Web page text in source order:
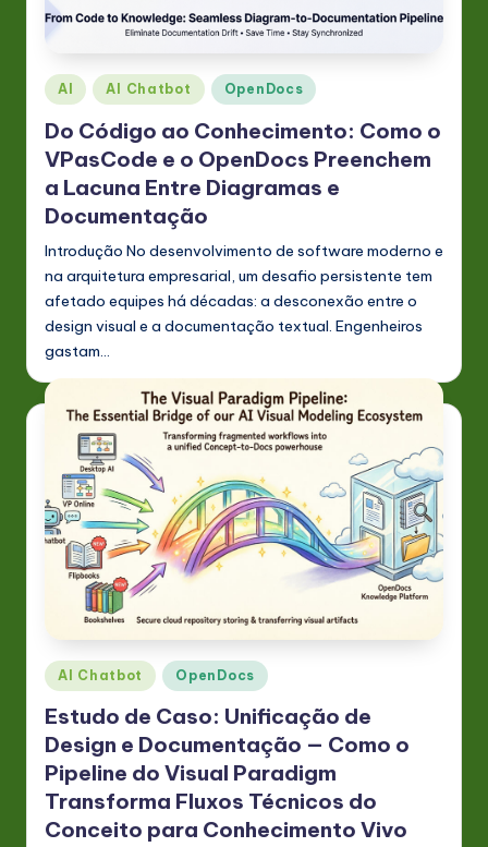
o
rt
u
g
u
e
s
e
-
L
a
s
t
&
S
o
ft
w
Posted
in
AI AI Chatbot OpenDocs
Do Código ao Conhecimento: Como o
VPasCode e o OpenDocs Preenchem
a Lacuna Entre Diagramas e
Documentação
Introdução No desenvolvimento de software moderno e
na arquitetura empresarial, um desafio persistente tem
afetado equipes há décadas: a desconexão entre o
design visual e a documentação textual. Engenheiros
gastam…
Posted
in
AI Chatbot OpenDocs
Estudo de Caso: Unificação de
Design e Documentação — Como o
Pipeline do Visual Paradigm
Transforma Fluxos Técnicos do
Conceito para Conhecimento Vivo